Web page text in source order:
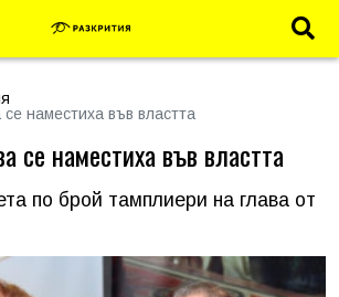
наместиха във властта
се наместиха във властта
по брой тамплиери на глава от